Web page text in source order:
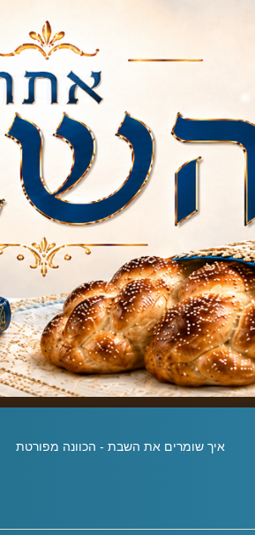
איך שומרים את השבת - הכוונה מפורטת